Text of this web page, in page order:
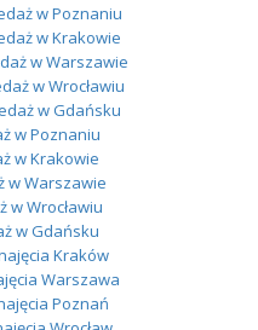
w Poznaniu
w Krakowie
w Warszawie
w Wrocławiu
w Gdańsku
w Poznaniu
w Krakowie
w Warszawie
w Wrocławiu
w Gdańsku
Kraków
Warszawa
Poznań